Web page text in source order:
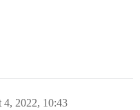
4, 2022, 10:43